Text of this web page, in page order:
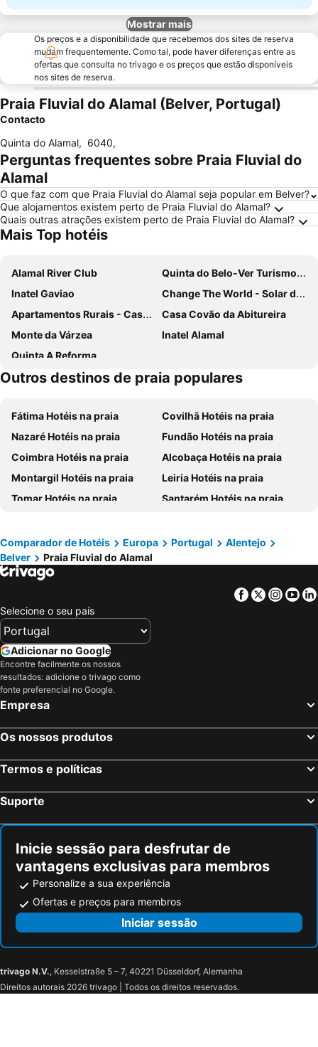
Mostrar mais
Os preços e a disponibilidade que recebemos dos sites de reserva
mudam frequentemente. Como tal, pode haver diferenças entre as
ofertas que consulta no trivago e os preços que estão disponíveis
nos sites de reserva.
Praia Fluvial do Alamal (Belver, Portugal)
Contacto
Quinta do Alamal, 6040,
Perguntas frequentes sobre Praia Fluvial do
Alamal
O que faz com que Praia Fluvial do Alamal seja popular em Belver?
Que alojamentos existem perto de Praia Fluvial do Alamal?
Quais outras atrações existem perto de Praia Fluvial do Alamal?
Mais Top hotéis
Alamal River Club
Quinta do Belo-Ver Turismo de Habitacao
Inatel Gaviao
Change The World - Solar de Alvega
Apartamentos Rurais - Casas do Lagar
Casa Covão da Abitureira
Monte da Várzea
Inatel Alamal
Quinta A Reforma
Outros destinos de praia populares
Fátima Hotéis na praia
Covilhã Hotéis na praia
Nazaré Hotéis na praia
Fundão Hotéis na praia
Coimbra Hotéis na praia
Alcobaça Hotéis na praia
Montargil Hotéis na praia
Leiria Hotéis na praia
Tomar Hotéis na praia
Santarém Hotéis na praia
Unhais da Serra Hotéis na praia
Vieira de Leiria Hotéis na praia
Castelo Branco Hotéis na praia
Estremoz Hotéis na praia
Vila Viçosa Hotéis na praia
Portalegre Hotéis na praia
Batalha Hotéis na praia
Castelo de Vide Hotéis na praia
Alter do Chão Hotéis na praia
Torres Novas Hotéis na praia
Ferreira do Zêzere Hotéis na praia
Porto de Mós Hotéis na praia
Alpalhao Hotéis na praia
Arraiolos Hotéis na praia
Arronches Hotéis na praia
Comparador de Hotéis Europa Portugal
Alentejo
Belver
Praia Fluvial do Alamal
Facebook
Twitter
Selecione o seu país
Adicionar no Google
Encontre facilmente os nossos
resultados: adicione o trivago como
fonte preferencial no Google.
Empresa
Os nossos produtos
Termos e políticas
Suporte
Inicie sessão para desfrutar de
vantagens exclusivas para membros
Personalize a sua experiência
Ofertas e preços para membros
Iniciar sessão
trivago N.V., Kesselstraße 5 – 7, 40221 Düsseldorf, Alemanha
Direitos autorais 2026 trivago | Todos os direitos reservados.